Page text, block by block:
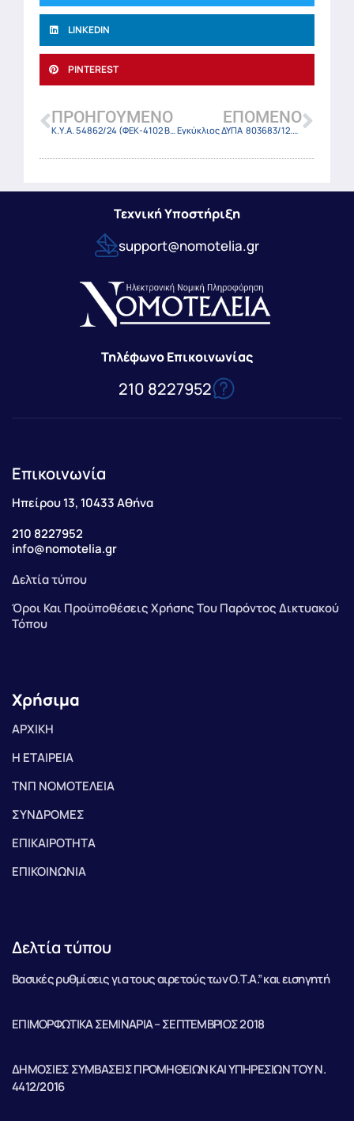
LINKEDIN
PINTEREST
ΠΡΟΗΓΟΎΜΕΝΟ
Κ.Υ.Α. 54862/24 (ΦΕΚ-4102 Β/12-7-24)
ΕΠΌΜΕΝΟ
Εγκύκλιος ΔΥΠΑ 803683/12.07.2024
Τεχνική Υποστήριξη
support@nomotelia.gr
Τηλέφωνο Επικοινωνίας
210 8227952
Επικοινωνία
Ηπείρου 13, 10433 Αθήνα
210 8227952
info@nomotelia.gr
Δελτία τύπου
Όροι Και Προϋποθέσεις Χρήσης Του Παρόντος Δικτυακού
Τόπου
Χρήσιμα
ΑΡΧΙΚΗ
Η ΕΤΑΙΡΕΙΑ
ΤΝΠ ΝΟΜΟΤΕΛΕΙΑ
ΣΥΝΔΡΟΜΕΣ
ΕΠΙΚΑΙΡΟΤΗΤΑ
ΕΠΙΚΟΙΝΩΝΙΑ
Δελτία τύπου
Βασικές ρυθμίσεις για τους αιρετούς των Ο.Τ.Α.” και εισηγητή
ΕΠΙΜΟΡΦΩΤΙΚΑ ΣΕΜΙΝΑΡΙΑ – ΣΕΠΤΕΜΒΡΙΟΣ 2018
ΔΗΜΟΣΙΕΣ ΣΥΜΒΑΣΕΙΣ ΠΡΟΜΗΘΕΙΩΝ ΚΑΙ ΥΠΗΡΕΣΙΩΝ ΤΟΥ Ν.
4412/2016